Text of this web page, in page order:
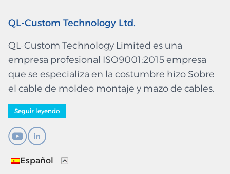
QL-Custom Technology Ltd.
QL-Custom Technology Limited es una
empresa profesional ISO9001:2015 empresa
que se especializa en la costumbre hizo Sobre
el cable de moldeo montaje y mazo de cables.
Seguir leyendo
Español